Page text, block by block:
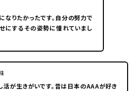
りたかったです。自分の努力で
にするその姿勢に憧れていまし
活が生きがいです。昔は日本のAAAが好き